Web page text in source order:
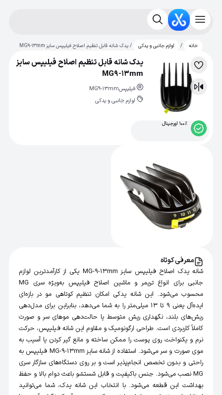
خانه / لوازم جانبی و یدکی / یدک شانه قابل تنظیم اصلاح فیلیپس سایز MG9-13mm
لیست
علاقه‌مندی
مقایسه
یدک شانه قابل تنظیم اصلاح فیلیپس سایز
MG9-13mm
فیلیپسMG9-13mm
لوازم جانبی و یدکی
100% اورجینال
معرفی کوتاه
شانه یدک اصلاح فیلیپس سایز MG-9-13mm یکی از کارآمدترین لوازم
جانبی برای انواع تریمر و ماشین اصلاح فیلیپس به‌ویژه سری MG
محسوب می‌شود. این شانه یدکی امکان تنظیم کوتاهی مو در بازه‌ای
ایده‌آل یعنی ۹ تا ۱۳ میلی‌متر را به شما می‌دهد، بنابراین برای مدل‌دهی
ریش‌های بلند، نگهداری ریش متوسط یا حالت‌دهی موهای سر و صورت
کاملاً کاربردی است. طراحی ارگونومیک و مقاوم این شانه فیلیپس، حرکت
نرم و یکنواخت روی پوست را ممکن ساخته و مانع گیر کردن یا آسیب به
موی صورت و سر می‌شود. استفاده از شانه سایز MG-9-13mm فیلیپس به
راحتی و بدون تخصص انجام‌پذیر است و بر روی دستگاه‌های سازگار سری
MG نصب می‌شود. جنس باکیفیت و قابل شستشو باعث دوام بالا و حفظ
بهداشت این قطعه می‌شود. با انتخاب این شانه یدک، شما می‌توانید